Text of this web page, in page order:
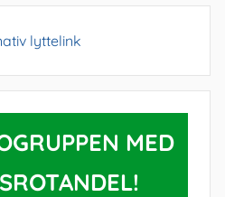
lyttelink
MED